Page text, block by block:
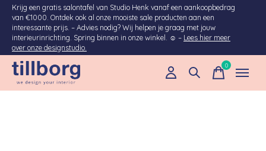
Krijg een gratis salontafel van Studio Henk vanaf een aankoopbedrag
van €1000. Ontdek ook al onze mooiste sale producten aan een
interessante prijs. – Advies nodig? Wij helpen je graag met jouw
interieurinrichting. Spring binnen in onze winkel. ☺ – Lees hier meer
over onze designstudio.
0items